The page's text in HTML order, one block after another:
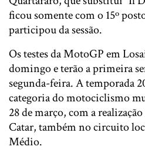
ficou somente com o 15º
participou da sessão.
Os testes da MotoGP em
domingo e terão a primeira
segunda-feira. A temporada
categoria do motociclismo
28 de março, com a
Catar, também no circuito
Médio.